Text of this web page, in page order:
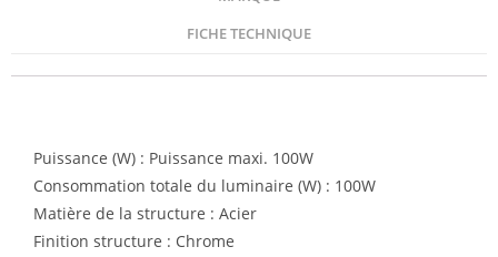
FICHE TECHNIQUE
Puissance (W) : Puissance maxi. 100W
Consommation totale du luminaire (W) : 100W
Matière de la structure : Acier
Finition structure : Chrome